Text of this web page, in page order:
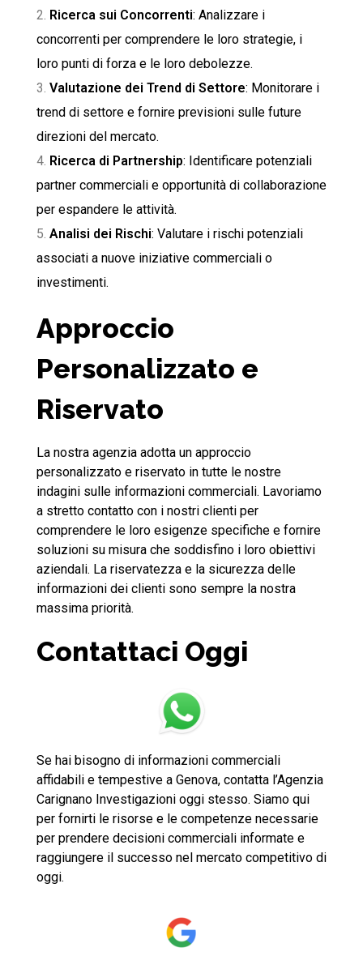
Ricerca sui Concorrenti: Analizzare i
concorrenti per comprendere le loro strategie, i
loro punti di forza e le loro debolezze.
Valutazione dei Trend di Settore: Monitorare i
trend di settore e fornire previsioni sulle future
direzioni del mercato.
Ricerca di Partnership: Identificare potenziali
partner commerciali e opportunità di collaborazione
per espandere le attività.
Analisi dei Rischi: Valutare i rischi potenziali
associati a nuove iniziative commerciali o
investimenti.
Approccio
Personalizzato e
Riservato
La nostra agenzia adotta un approccio
personalizzato e riservato in tutte le nostre
indagini sulle informazioni commerciali. Lavoriamo
a stretto contatto con i nostri clienti per
comprendere le loro esigenze specifiche e fornire
soluzioni su misura che soddisfino i loro obiettivi
aziendali. La riservatezza e la sicurezza delle
informazioni dei clienti sono sempre la nostra
massima priorità.
Contattaci Oggi
Se hai bisogno di informazioni commerciali
affidabili e tempestive a Genova, contatta l’Agenzia
Carignano Investigazioni oggi stesso. Siamo qui
per fornirti le risorse e le competenze necessarie
per prendere decisioni commerciali informate e
raggiungere il successo nel mercato competitivo di
oggi.